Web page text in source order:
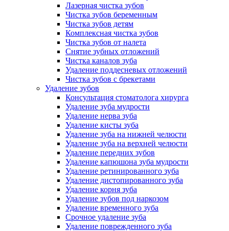
Лазерная чистка зубов
Чистка зубов беременным
Чистка зубов детям
Комплексная чистка зубов
Чистка зубов от налета
Снятие зубных отложений
Чистка каналов зуба
Удаление поддесневых отложений
Чистка зубов с брекетами
Удаление зубов
Консультация стоматолога хирурга
Удаление зуба мудрости
Удаление нерва зуба
Удаление кисты зуба
Удаление зуба на нижней челюсти
Удаление зуба на верхней челюсти
Удаление передних зубов
Удаление капюшона зуба мудрости
Удаление ретинированного зуба
Удаление дистопированного зуба
Удаление корня зуба
Удаление зубов под наркозом
Удаление временного зуба
Срочное удаление зуба
Удаление поврежденного зуба